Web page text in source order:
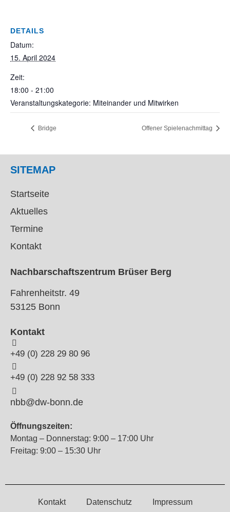
DETAILS
Datum:
15. April 2024
Zeit:
18:00 - 21:00
Veranstaltungskategorie: Miteinander und Mitwirken
Bridge Offener Spielenachmittag
SITEMAP
Startseite
Aktuelles
Termine
Kontakt
Nachbarschaftszentrum Brüser Berg
Fahrenheitstr. 49
53125 Bonn
Kontakt
+49 (0) 228 29 80 96
+49 (0) 228 92 58 333
nbb@dw-bonn.de
Öffnungszeiten:
Montag – Donnerstag: 9:00 – 17:00 Uhr
Freitag: 9:00 – 15:30 Uhr
Kontakt Datenschutz Impressum